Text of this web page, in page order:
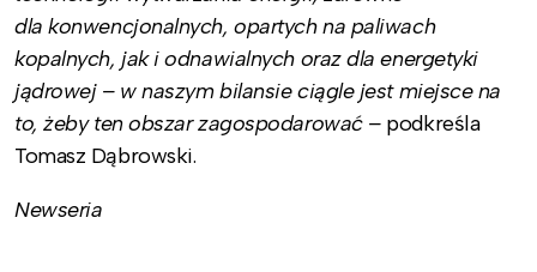
dla konwencjonalnych, opartych na paliwach
kopalnych, jak i odnawialnych oraz dla energetyki
jądrowej – w naszym bilansie ciągle jest miejsce na
to, żeby ten obszar zagospodarować – podkreśla
Tomasz Dąbrowski.
Newseria